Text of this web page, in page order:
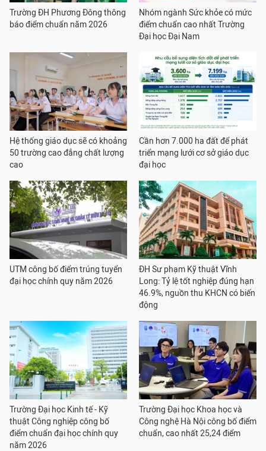
Trường ĐH Phương Đông thông
báo điểm chuẩn năm 2026
Nhóm ngành Sức khỏe có mức
điểm chuẩn cao nhất Trường
Đại học Đại Nam
Hệ thống giáo dục sẽ có khoảng
50 trường cao đẳng chất lượng
cao
Cần hơn 7.000 ha đất để phát
triển mạng lưới cơ sở giáo dục
đại học
UTM công bố điểm trúng tuyển
đại học chính quy năm 2026
ĐH Sư phạm Kỹ thuật Vĩnh
Long: Tỷ lệ tốt nghiệp đúng hạn
46.9%, nguồn thu KHCN có biến
động
Trường Đại học Kinh tế - Kỹ
thuật Công nghiệp công bố
điểm chuẩn đại học chính quy
năm 2026
Trường Đại học Khoa học và
Công nghệ Hà Nội công bố điểm
chuẩn, cao nhất 25,24 điểm